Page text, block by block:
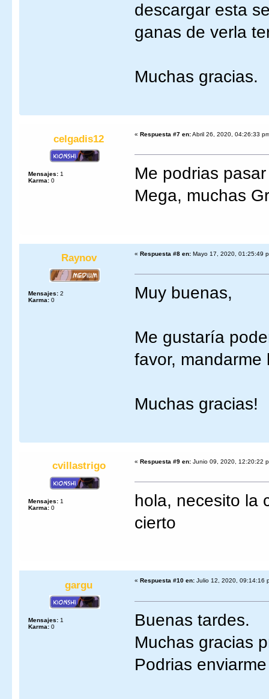
descargar esta
ganas de verla
Muchas gracias.
celgadis12
Mensajes: 1
Karma: 0
« Respuesta #7 en:Abril 26, 2020, 04:26:33
Me podrias
Mega, muchas
Raynov
Mensajes: 2
Karma: 0
« Respuesta #8 en: Mayo 17, 2020, 01:25:49
Muy buenas,
Me gustaría
favor, mandarme
Muchas gracias!
cvillastrigo
Mensajes: 1
Karma: 0
« Respuesta #9 en: Junio 09, 2020, 12:20:22
hola, necesito la
cierto
gargu
Mensajes: 1
Karma: 0
« Respuesta #10 en: Julio 12, 2020, 09:14:16
Buenas tardes.
Muchas gracias
Podrias